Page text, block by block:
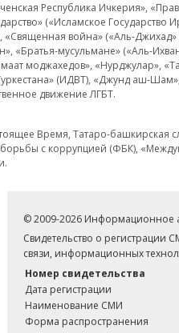
Республика Ичкерия»,
(«Исламское Государство
война» («Аль-Джихад»
мусульмане» («Аль-
моджахедов», «Нурджулар»,
(ИДВТ), «Джунд аш-
движение ЛГБТ.
Время, Татаро-башкирская
с коррупцией (ФБК),
© 2009-2026 Информационное
Свидетельство о
связи, информационных
Номер свидетельства
Дата регистрации
Наименование СМИ
Форма распространения